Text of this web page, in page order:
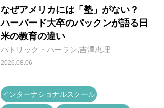
なぜアメリカには「塾」がない？
ハーバード大卒のパックンが語る日
米の教育の違い
パトリック・ハーラン,吉澤恵理
2026.08.06
インターナショナルスクール